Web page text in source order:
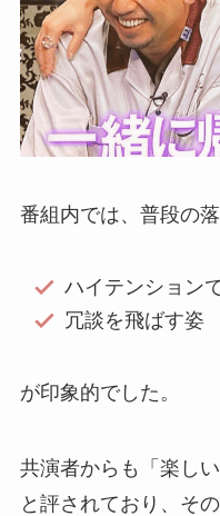
番組内では、普段の
ハイテンション
冗談を飛ばす姿
が印象的でした。
共演者からも「楽し
と評されており、そ